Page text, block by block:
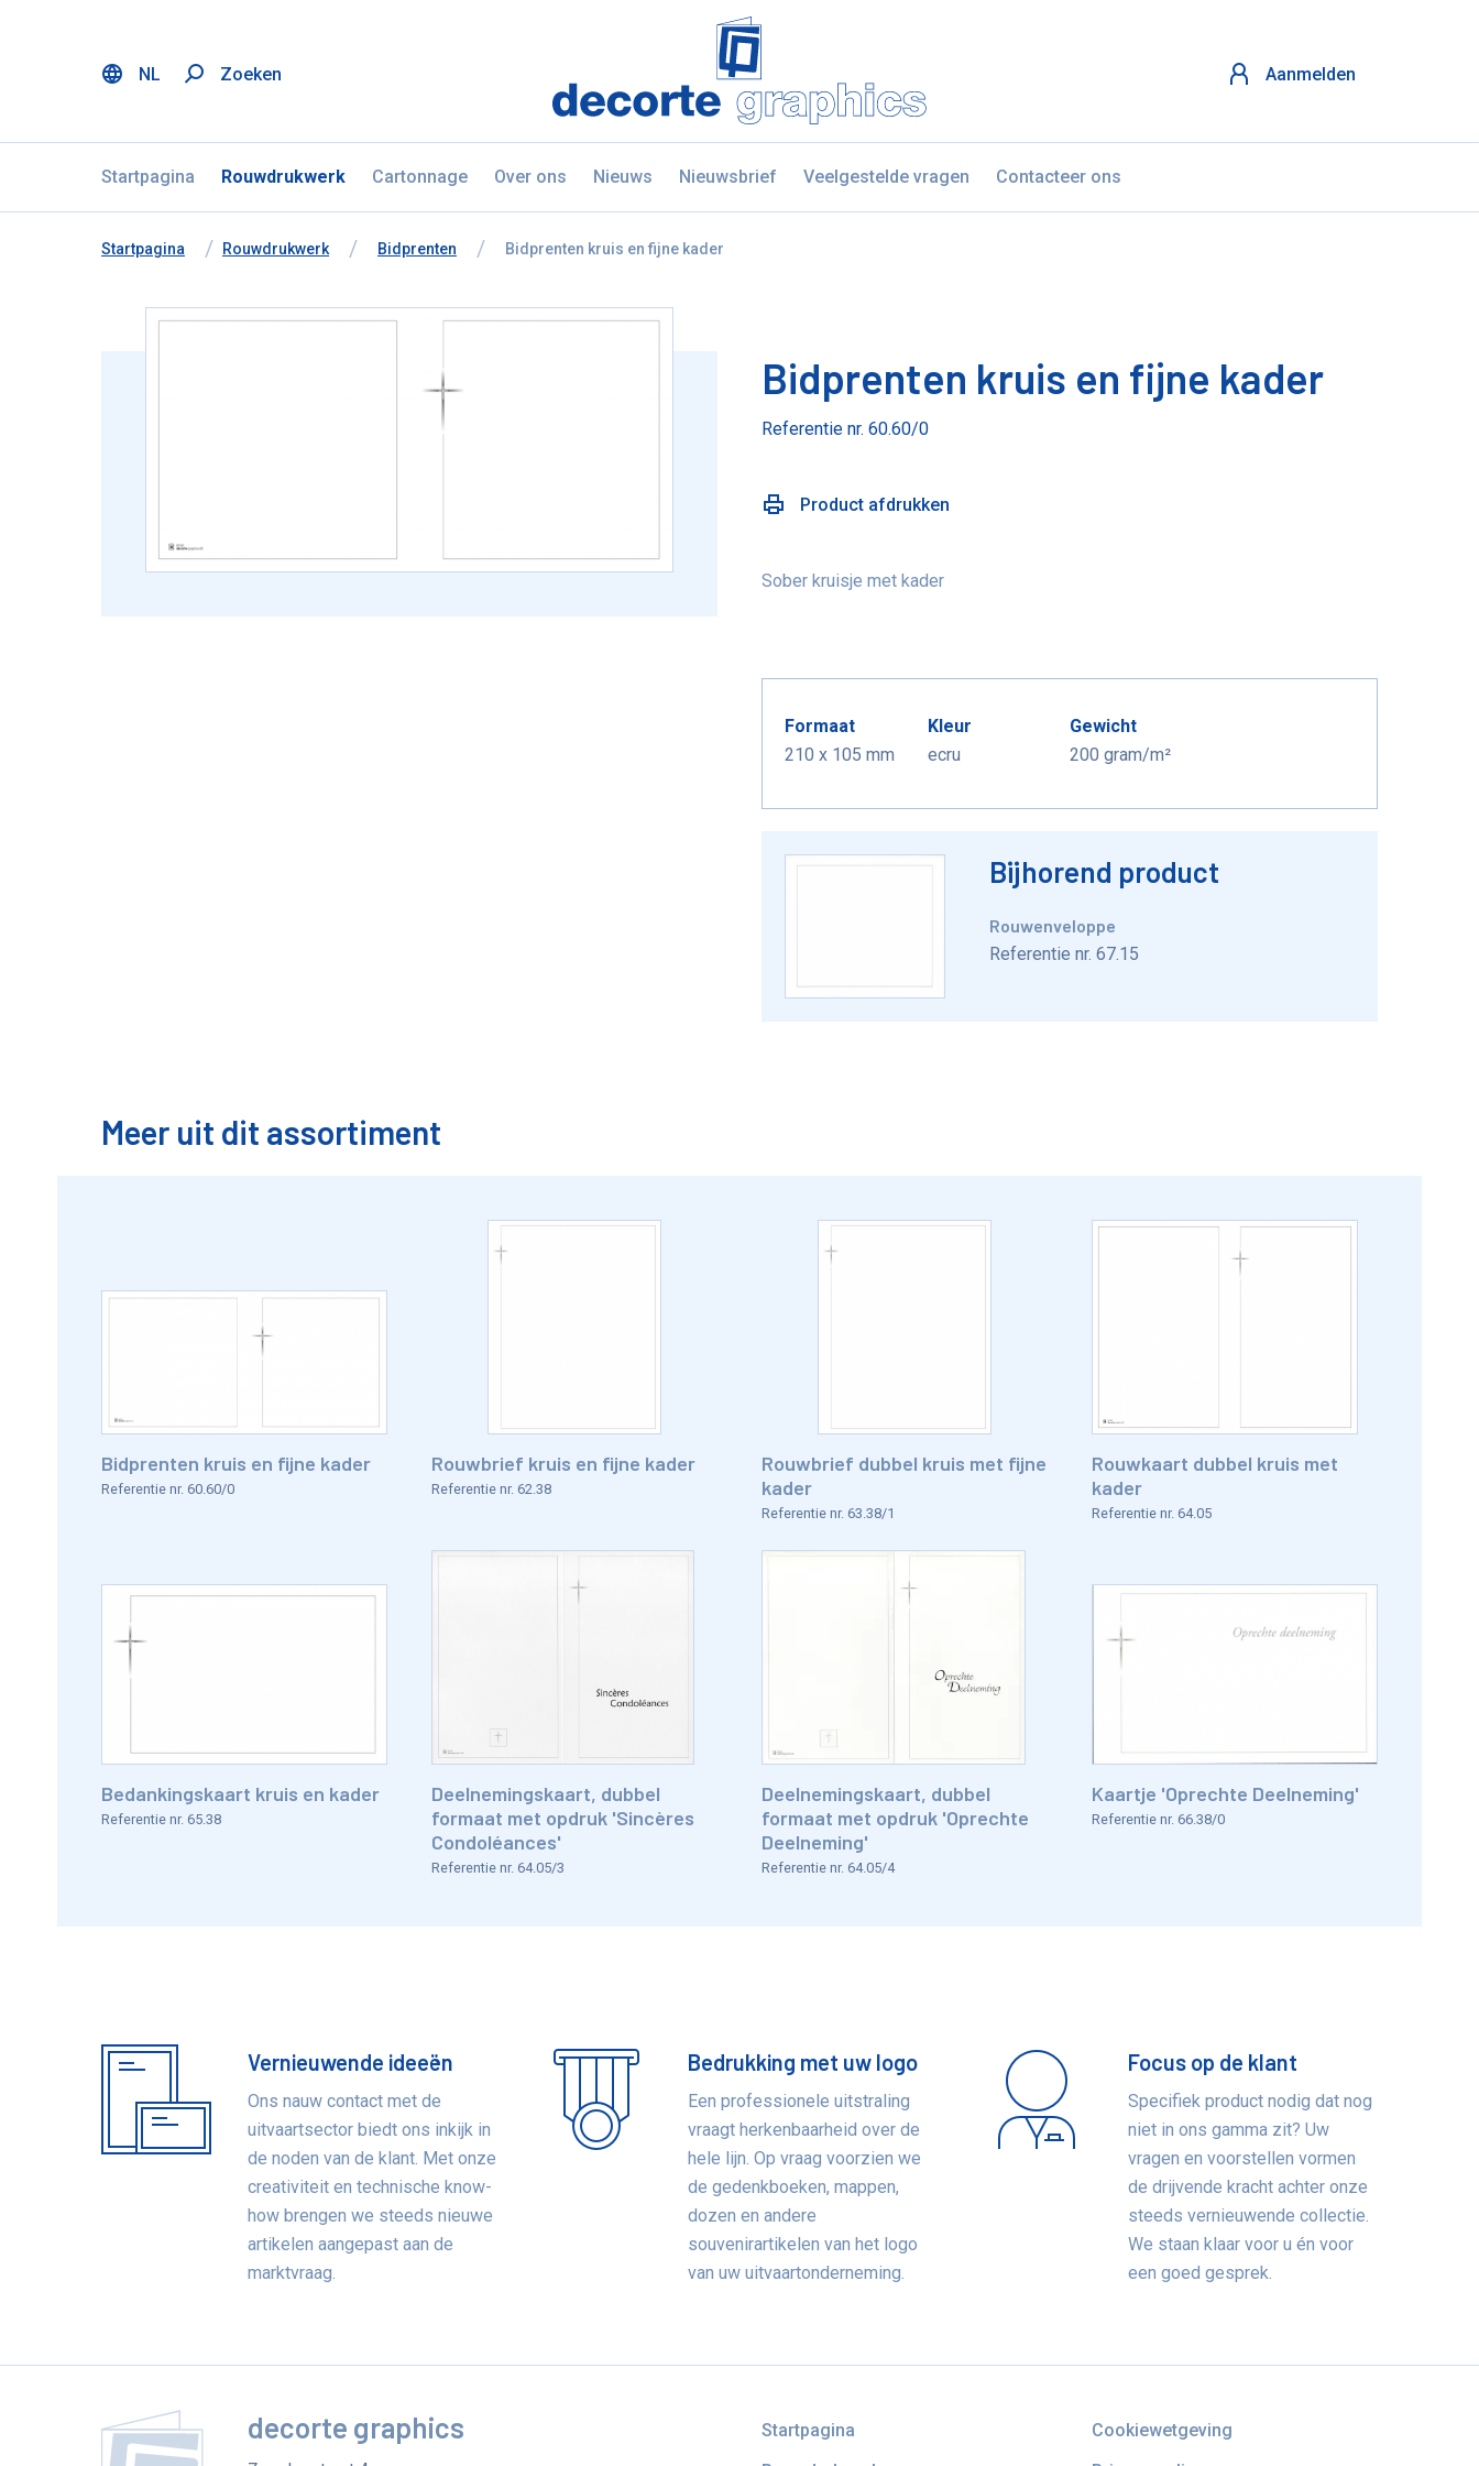
NL Zoeken
Fratello DEMO
Aanmelden
Startpagina Rouwdrukwerk Cartonnage Over ons Nieuws Nieuwsbrief Veelgestelde vragen Contacteer ons
U bevindt zich hier:
van
Startpagina naar
Rouwdrukwerk naar
Bidprenten naar
Bidprenten kruis en fijne kader
Bidprenten kruis en fijne kader
Referentie nr. 60.60/0
Product afdrukken
Sober kruisje met kader
Formaat
210 x 105 mm
Kleur
ecru
Gewicht
200 gram/m²
Bijhorend product
Rouwenveloppe
Referentie nr. 67.15
Meer uit dit assortiment
Bidprenten kruis en fijne kader
Referentie nr. 60.60/0
Rouwbrief kruis en fijne kader
Referentie nr. 62.38
Rouwbrief dubbel kruis met fijne
kader
Referentie nr. 63.38/1
Rouwkaart dubbel kruis met
kader
Referentie nr. 64.05
Bedankingskaart kruis en kader
Referentie nr. 65.38
Deelnemingskaart, dubbel
formaat met opdruk 'Sincères
Condoléances'
Referentie nr. 64.05/3
Deelnemingskaart, dubbel
formaat met opdruk 'Oprechte
Deelneming'
Referentie nr. 64.05/4
Kaartje 'Oprechte Deelneming'
Referentie nr. 66.38/0
Voordelen Vernieuwende ideeën
Ons nauw contact met de
uitvaartsector biedt ons inkijk in
de noden van de klant. Met onze
creativiteit en technische know-
how brengen we steeds nieuwe
artikelen aangepast aan de
marktvraag.
Bedrukking met uw logo
Een professionele uitstraling
vraagt herkenbaarheid over de
hele lijn. Op vraag voorzien we
de gedenkboeken, mappen,
dozen en andere
souvenirartikelen van het logo
van uw uitvaartonderneming.
Focus op de klant
Specifiek product nodig dat nog
niet in ons gamma zit? Uw
vragen en voorstellen vormen
de drijvende kracht achter onze
steeds vernieuwende collectie.
We staan klaar voor u én voor
een goed gesprek.
decorte graphics
Startpagina
Cookiewetgeving